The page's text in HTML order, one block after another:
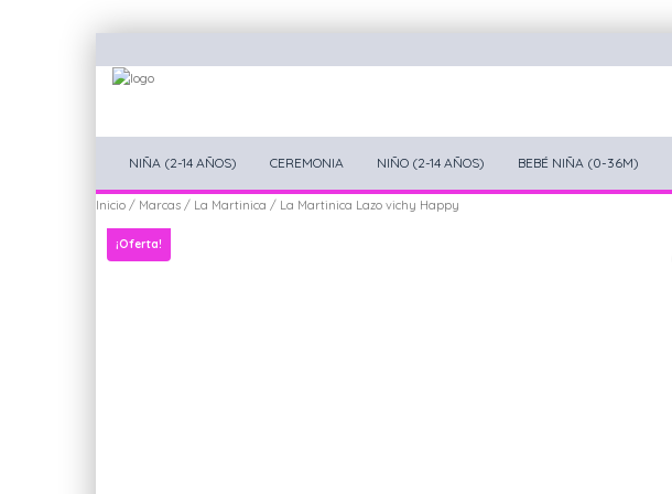
NIÑA (2-14 AÑOS) CEREMONIA NIÑO (2-14 AÑOS) BEBÉ NIÑA (0-36M)
Inicio / Marcas / La Martinica / La Martinica Lazo vichy Happy
¡Oferta!